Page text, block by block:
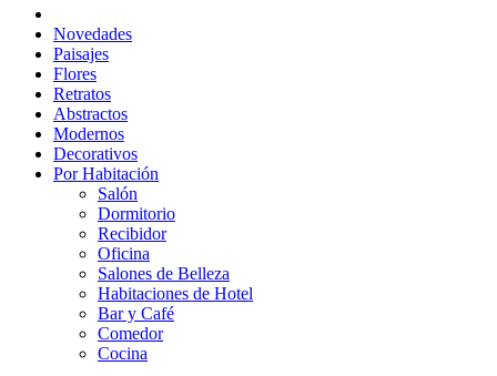
Novedades
Paisajes
Flores
Retratos
Abstractos
Modernos
Decorativos
Por Habitación
Salón
Dormitorio
Recibidor
Oficina
Salones de Belleza
Habitaciones de Hotel
Bar y Café
Comedor
Cocina